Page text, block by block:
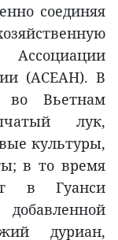
соединяя
(АСЕАН). В
во Вьетнам
лук,
культуры,
в то время
в Гуанси
дуриан,